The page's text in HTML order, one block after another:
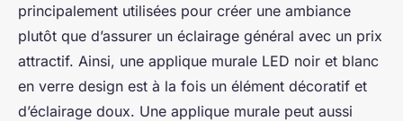
principalement utilisées pour créer une ambiance
plutôt que d’assurer un éclairage général avec un prix
attractif. Ainsi, une applique murale LED noir et blanc
en verre design est à la fois un élément décoratif et
d’éclairage doux. Une applique murale peut aussi